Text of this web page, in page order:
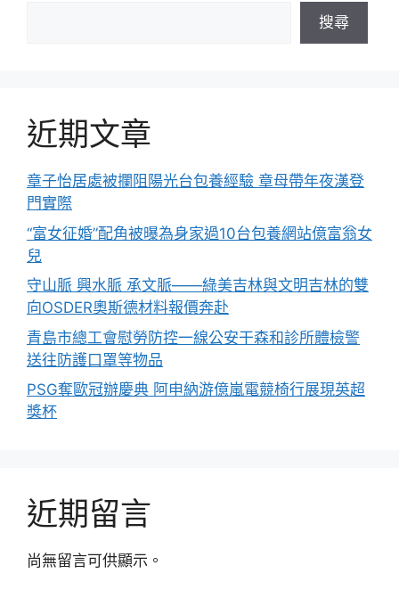
搜尋
近期文章
章子怡居處被攔阻陽光台包養經驗 章母帶年夜漢登
門實際
“富女征婚”配角被曝為身家過10台包養網站億富翁女
兒
守山脈 興水脈 承文脈——綠美吉林與文明吉林的雙
向OSDER奧斯德材料報價奔赴
青島市總工會慰勞防控一線公安干森和診所體檢警
送往防護口罩等物品
PSG奪歐冠辦慶典 阿申納游億嵐電競椅行展現英超
獎杯
近期留言
尚無留言可供顯示。